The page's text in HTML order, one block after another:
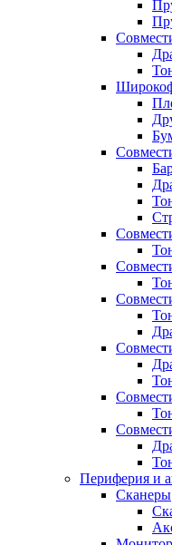
Периферия и
Сканеры